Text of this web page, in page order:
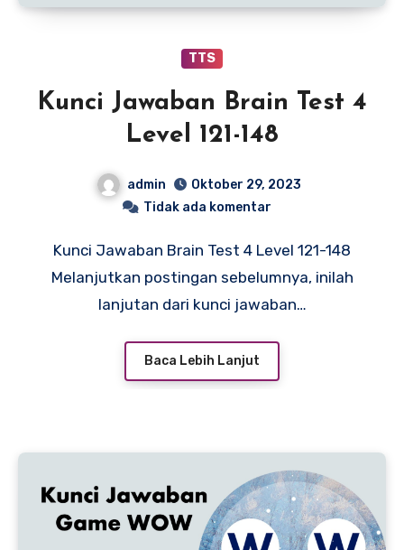
TTS
Kunci Jawaban Brain Test 4
Level 121-148
admin
Oktober 29, 2023
Tidak ada komentar
Kunci Jawaban Brain Test 4 Level 121-148
Melanjutkan postingan sebelumnya, inilah
lanjutan dari kunci jawaban…
Baca Lebih Lanjut